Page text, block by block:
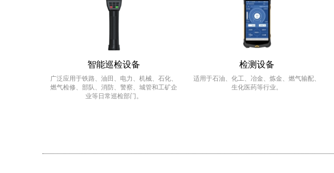
智能巡检设备
广泛应用于铁路、油田、电力、机械、石化、
燃气检修、部队、消防、警察、城管和工矿企
业等日常巡检部门。
检测设备
适用于石油、化工、冶金、炼金、燃气输配、
生化医药等行业。